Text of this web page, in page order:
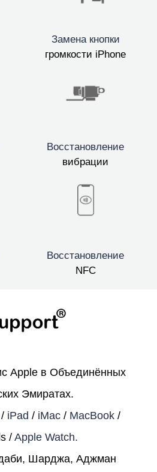
Замена кнопки
громкости iPhone
Восстановление
вибрации
Восстановление
NFC
Apple в Объединённых
Эмиратах.
/ iPad / iMac / MacBook /
/ Apple Watch.
Шарджа, Аджман